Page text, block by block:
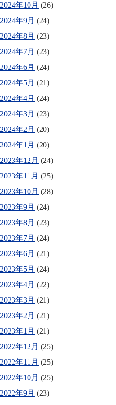
2024年10月 (26)
2024年9月 (24)
2024年8月 (23)
2024年7月 (23)
2024年6月 (24)
2024年5月 (21)
2024年4月 (24)
2024年3月 (23)
2024年2月 (20)
2024年1月 (20)
2023年12月 (24)
2023年11月 (25)
2023年10月 (28)
2023年9月 (24)
2023年8月 (23)
2023年7月 (24)
2023年6月 (21)
2023年5月 (24)
2023年4月 (22)
2023年3月 (21)
2023年2月 (21)
2023年1月 (21)
2022年12月 (25)
2022年11月 (25)
2022年10月 (25)
2022年9月 (23)